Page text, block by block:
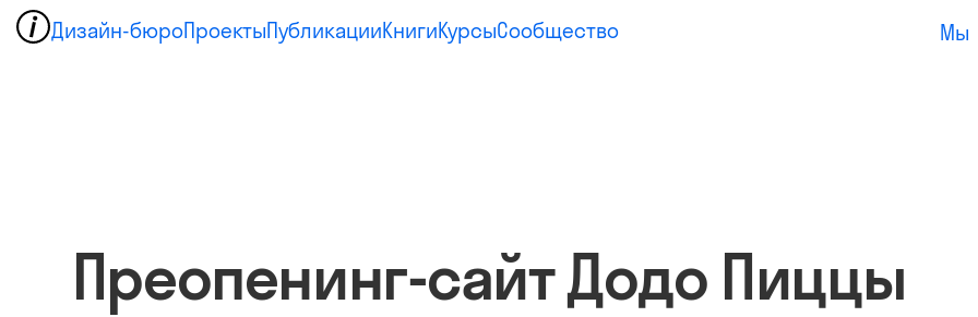
Дизайн-бюроПроектыПубликацииКнигиКурсыСообщество Мы
Преопенинг-сайт Додо Пиццы